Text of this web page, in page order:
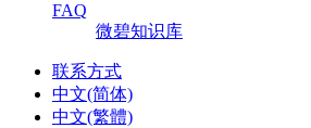
FAQ
微碧知识库
联系方式
中文(简体)
中文(繁體)